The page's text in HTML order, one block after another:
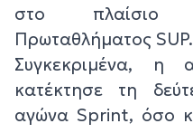
στο πλαίσιο
Πρωταθλήματος SUP.
Συγκεκριμένα, η
κατέκτησε τη
αγώνα Sprint, όσο